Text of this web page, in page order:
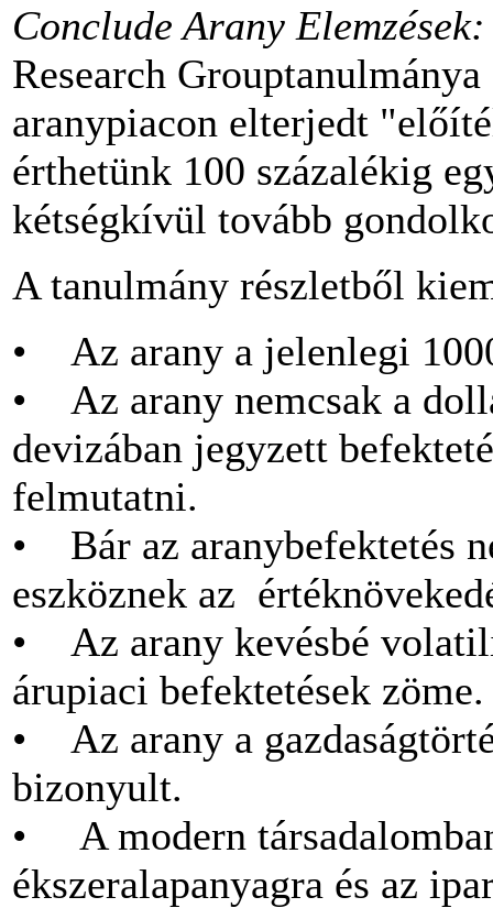
Conclude Arany Elemzések:
Research
aranypiacon elterjedt
érthetünk 100 százalékig
kétségkívül tovább
A tanulmány részletből
• Az arany a jelenlegi
• Az arany nemcsak a
devizában jegyzett
felmutatni.
• Bár az aranybefektetés
eszköznek az
• Az arany kevésbé
árupiaci befektetések zöme.
• Az arany a
bizonyult.
• A modern
ékszeralapanyagra és az